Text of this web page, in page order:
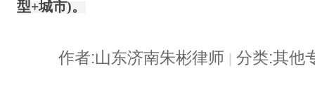
型+城市)。
作者:山东济南朱彬律师 分类:其他